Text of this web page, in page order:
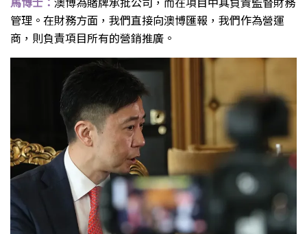
管理。在財務方面，我們直接向澳博匯報，我們作為營運
商，則負責項目所有的營銷推廣。